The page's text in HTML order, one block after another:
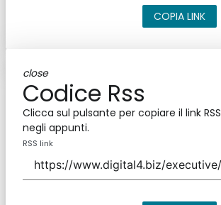
COPIA LINK
close
Codice Rss
Clicca sul pulsante per copiare il link RSS
negli appunti.
RSS link